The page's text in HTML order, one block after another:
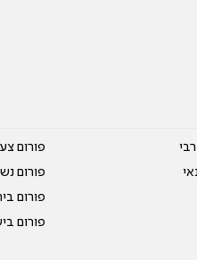
פורום
פורום
פורום
פורום